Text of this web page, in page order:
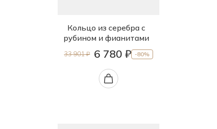
Кольцо из серебра с
рубином и фианитами
33 901 ₽ 6 780 ₽ -80%